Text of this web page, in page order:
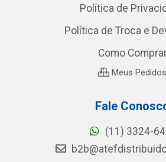
Política de
Política de Troca e
Como
Meus Pedidos
Fale
(11) 3324-